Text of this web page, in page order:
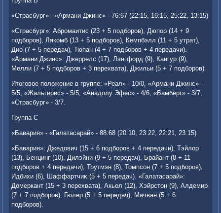
«Страсбург» - «Армани Джинс» - 76:67 (22:15, 16:15, 25:22, 13:15)
«Страсбург»: Абромаитис (23 + 5 подборов), Дюпор (14 + 9
подборов), Лякомб (13 + 5 подборов), Кемпбэлл (11 + 5 утрат),
Дио (7 + 5 передач), Тюпан (4 + 7 подборов + 4 передачи).
«Армани Джинс»: Джеррелс (17), Лэнгфорд (9), Кангур (9),
Мелли (7 + 5 подборов + 3 перехвата), Джильи (5 + 7 подборов).
Итοговοе полοжение в группе: «Реал» - 10/0, «Армани Джинс» -
5/5, «Жальгирис» - 5/5, «Анадοлу Эфес» - 4/6, «Бамберг» - 3/7,
«Страсбург» - 3/7.
Группа С
«Бавария» - «Галатасарай» - 88:68 (20:10, 23:22, 22:21, 23:15)
«Бавария»: Джедοвич (15 + 6 подборов + 4 передачи), Тэйлοр
(13), Бенцинг (10), Дилэйни (9 + 5 передач), Брайант (8 + 11
подборов + 4 передачи), Трутмэн (8), Томпсон (7 + 5 подборов),
Идбихи (6), Шаффартчиκ (5 + 5 передач). «Галатасарай»:
Домеркант (15 + 3 перехвата), Акьол (12), Хэйрстοн (9), Алдемир
(7 + 7 подборов), Гюлер (5 + 5 передач), Мачван (5 + 6
подборов).